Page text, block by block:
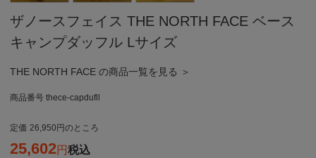
ザノースフェイス THE NORTH FACE ベース
キャンプダッフル Lサイズ
THE NORTH FACE の商品一覧を見る ＞
商品番号 thece-capdufll
定価 26,950 のところ
25,602 税込